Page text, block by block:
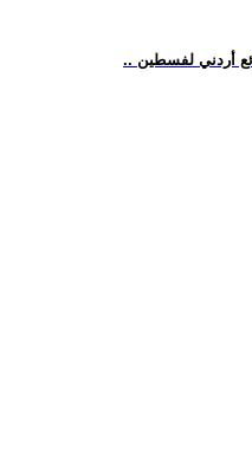
أردني لفسطين